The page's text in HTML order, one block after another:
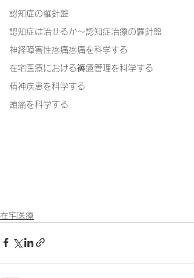
認知症の羅針盤
認知症は治せるか～認知症治療の羅針盤
神経障害性疼痛疼痛を科学する
在宅医療における褥瘡管理を科学する
精神疾患を科学する
頭痛を科学する
在宅医療